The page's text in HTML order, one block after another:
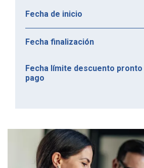
Fecha de inicio
Fecha finalización
Fecha límite descuento pronto
pago